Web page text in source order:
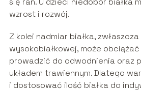
wzrost i rozwój.
Z kolei nadmiar białka,
wysokobiałkowej, może
prowadzić do odwodnienia oraz
układem trawiennym. Dlatego
i dostosować ilość białka do